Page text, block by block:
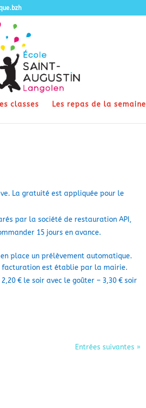
classes Les repas de la semaine
La gratuité est appliquée pour le
par la société de restauration API,
15 jours en avance.
place un prélèvement automatique.
facturation est établie par la mairie.
€ le soir avec le goûter – 3,30 € soir
Entrées suivantes »